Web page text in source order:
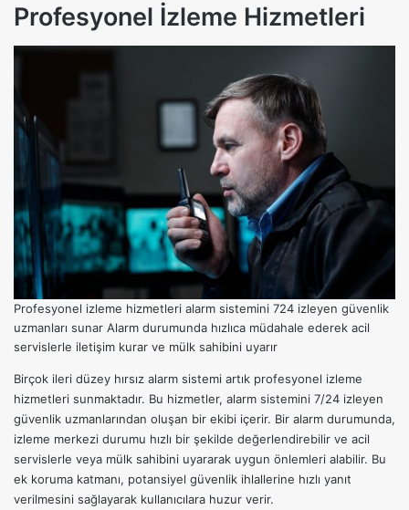
Profesyonel İzleme Hizmetleri
Profesyonel izleme hizmetleri alarm sistemini 724 izleyen güvenlik
uzmanları sunar Alarm durumunda hızlıca müdahale ederek acil
servislerle iletişim kurar ve mülk sahibini uyarır
Birçok ileri düzey hırsız alarm sistemi artık profesyonel izleme
hizmetleri sunmaktadır. Bu hizmetler, alarm sistemini 7/24 izleyen
güvenlik uzmanlarından oluşan bir ekibi içerir. Bir alarm durumunda,
izleme merkezi durumu hızlı bir şekilde değerlendirebilir ve acil
servislerle veya mülk sahibini uyararak uygun önlemleri alabilir. Bu
ek koruma katmanı, potansiyel güvenlik ihlallerine hızlı yanıt
verilmesini sağlayarak kullanıcılara huzur verir.